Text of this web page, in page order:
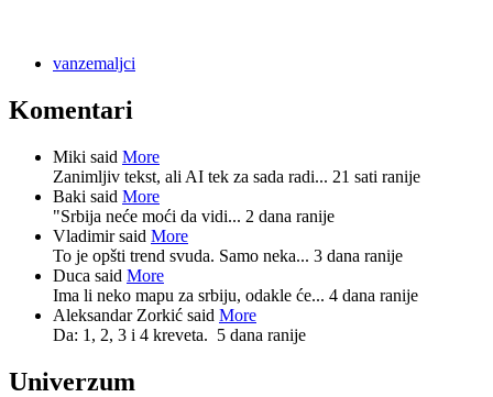
vanzemaljci
Komentari
Miki said More
Zanimljiv tekst, ali AI tek za sada radi... 21 sati ranije
Baki said More
"Srbija neće moći da vidi... 2 dana ranije
Vladimir said More
To je opšti trend svuda. Samo neka... 3 dana ranije
Duca said More
Ima li neko mapu za srbiju, odakle će... 4 dana ranije
Aleksandar Zorkić said More
Da: 1, 2, 3 i 4 kreveta. 5 dana ranije
Univerzum